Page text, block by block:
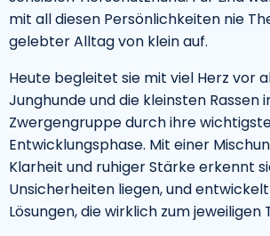
mit all diesen Persönlichkeiten nie
gelebter Alltag von klein auf.
Heute begleitet sie mit viel Herz vor
Junghunde und die kleinsten Rassen
Zwergengruppe durch ihre
Entwicklungsphase. Mit einer
Klarheit und ruhiger Stärke erkennt
Unsicherheiten liegen, und
Lösungen, die wirklich zum jeweiligen